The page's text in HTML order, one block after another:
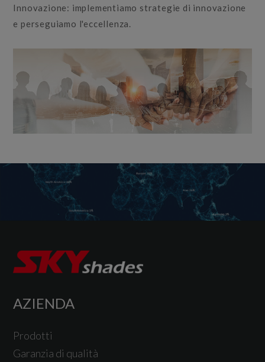
Innovazione: implementiamo strategie di innovazione
e perseguiamo l'eccellenza.
AZIENDA
Prodotti
Garanzia di qualità